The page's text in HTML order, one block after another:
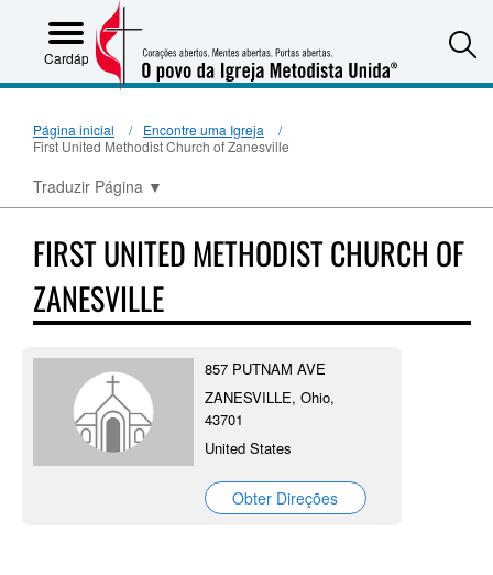
Cardápio
Página inicial
Encontre uma Igreja
First United Methodist Church of Zanesville
Traduzir Página ▼
FIRST UNITED METHODIST CHURCH OF
ZANESVILLE
857 PUTNAM AVE
ZANESVILLE, Ohio,
43701
United States
Obter Direções